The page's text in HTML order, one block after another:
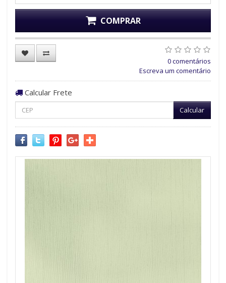
COMPRAR
0 comentários
Escreva um comentário
Calcular Frete
Calcular